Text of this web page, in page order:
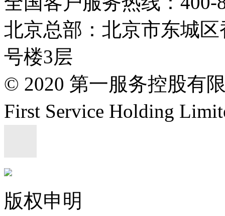
北京总部：北京市东城
号楼3层
© 2020 第一服务控股有
First Service Holding
版权申明